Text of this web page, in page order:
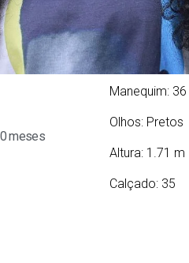
meses
Manequim: 36
Olhos: Pretos
Altura: 1.71 m
Calçado: 35